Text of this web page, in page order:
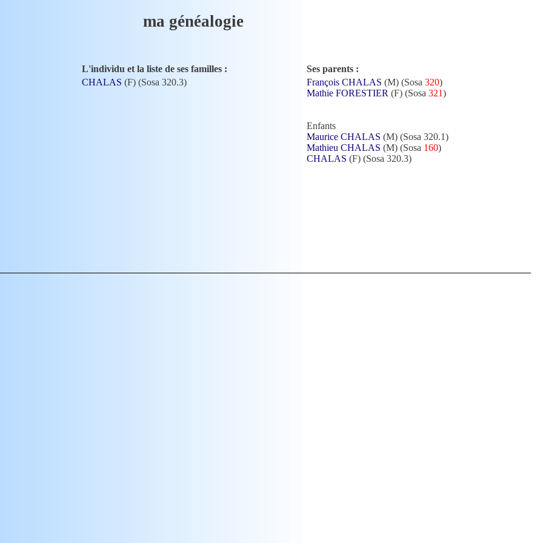
ma généalogie
L'individu et la liste de ses familles :
Ses parents :
CHALAS (F) (Sosa 320.3) François CHALAS (M) (Sosa 320)
Mathie FORESTIER (F) (Sosa 321)
Enfants
Maurice CHALAS (M) (Sosa 320.1)
Mathieu CHALAS (M) (Sosa 160)
CHALAS (F) (Sosa 320.3)